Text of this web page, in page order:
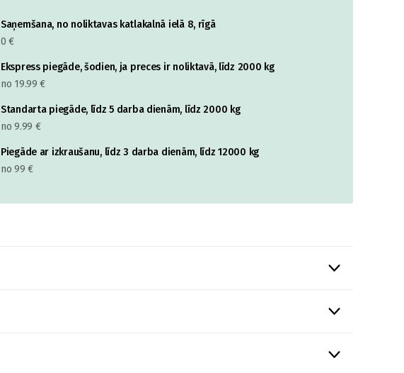
Saņemšana, no noliktavas katlakalnā ielā 8, rīgā
0 €
Ekspress piegāde, šodien, ja preces ir noliktavā, līdz 2000 kg
no 19.99 €
Standarta piegāde, līdz 5 darba dienām, līdz 2000 kg
no 9.99 €
Piegāde ar izkraušanu, līdz 3 darba dienām, līdz 12000 kg
no 99 €